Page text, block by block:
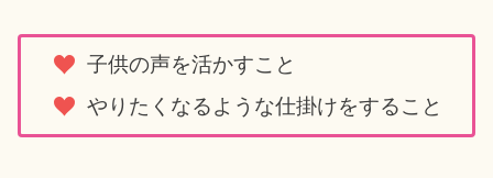
子供の声を活かすこと
やりたくなるような仕掛けをすること